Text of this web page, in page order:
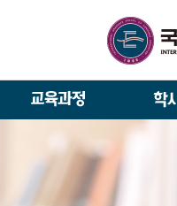
석사/박사과정
About IGSE
석사과정
학사 일정
IGSE News
장학제도